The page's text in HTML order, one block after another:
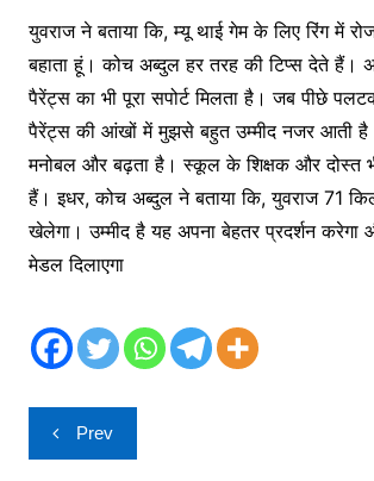
युवराज ने बताया कि, म्यू थाई गेम के लिए रिंग में
बहाता हूं। कोच अब्दुल हर तरह की टिप्स देते हैं।
पैरेंट्स का भी पूरा सपोर्ट मिलता है। जब पीछे
पैरेंट्स की आंखों में मुझसे बहुत उम्मीद नजर आती
मनोबल और बढ़ता है। स्कूल के शिक्षक और दोस्त
हैं। इधर, कोच अब्दुल ने बताया कि, युवराज 71
खेलेगा। उम्मीद है यह अपना बेहतर प्रदर्शन करेगा
मेडल दिलाएगा
Post
navigation
Prev